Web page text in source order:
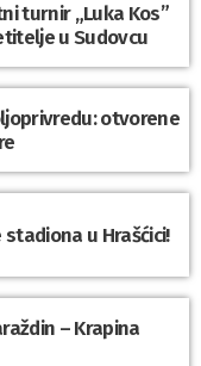
turnir „Luka Kos”
u Sudovcu
otvorene
u Hrašćici!
– Krapina